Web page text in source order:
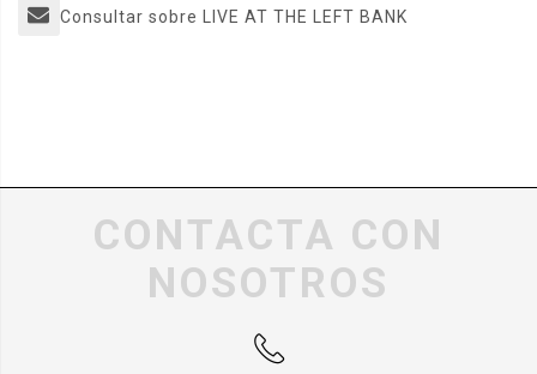
Consultar sobre LIVE AT THE LEFT BANK
CONTACTA CON
NOSOTROS